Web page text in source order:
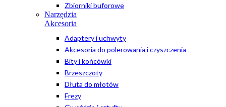
Zbiorniki buforowe
Narzędzia
Akcesoria
Adaptery i uchwyty
Akcesoria do polerowania i czyszczenia
Bity i końcówki
Brzeszczoty
Dłuta do młotów
Frezy